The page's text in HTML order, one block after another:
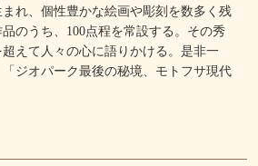
れ、個性豊かな絵画や彫刻を数多く残
のうち、100点程を常設する。その秀
えて人々の心に語りかける。是非一
ジオパーク最後の秘境、モトフサ現代